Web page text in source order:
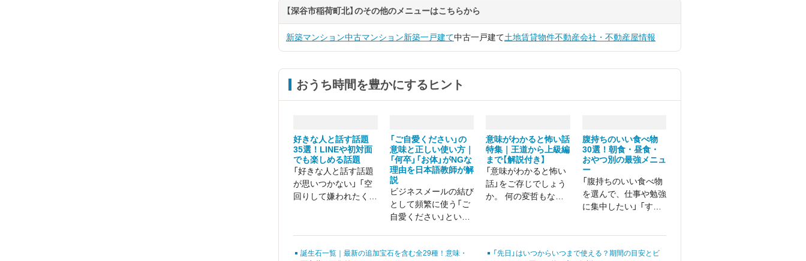
【深谷市稲荷町北】のその他のメニューはこちらから
新築マンション中古マンション新築一戸建て中古一戸建て土地賃貸物件不動産会社・不動産屋情報
おうち時間を豊かにするヒント
好きな人と話す話題
35選！LINEや初対面
でも楽しめる話題
「好きな人と話す話題
が思いつかない」 「空
回りして嫌われたくな
「ご自愛ください」の
意味と正しい使い方｜
「何卒」「お体」がNGな
理由を日本語教師が解
説
ビジネスメールの結び
として頻繁に使う「ご
自愛ください」という
ご自愛ください」や
意味がわかると怖い話
特集｜王道から上級編
まで【解説付き】
「意味がわかると怖い
話」をご存じでしょう
か。 何の変哲もない
盾や違和感に気づくと
腹持ちのいい食べ物
30選！朝食・昼食・
おやつ別の最強メニュ
ー
「腹持ちのいい食べ物
を選んで、仕事や勉強
に集中したい」 「すぐ
誕生石一覧｜最新の追加宝石を含む全29種！意味・
「先日」はいつからいつまで使える？期間の目安とビ